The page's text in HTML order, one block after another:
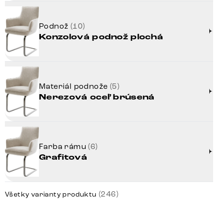
Podnož (10)
Konzolová podnož plochá
Materiál podnože (5)
Nerezová oceľ brúsená
Farba rámu(6)
Grafitová
Všetky varianty produktu (246)